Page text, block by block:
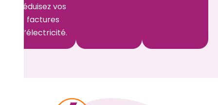
réduisez vos
factures
d’électricité.